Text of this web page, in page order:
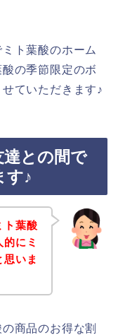
ト葉酸のホーム
の季節限定のボ
ていただきます♪
達との間で
す♪
ト葉酸
にミ
いま
商品のお得な割